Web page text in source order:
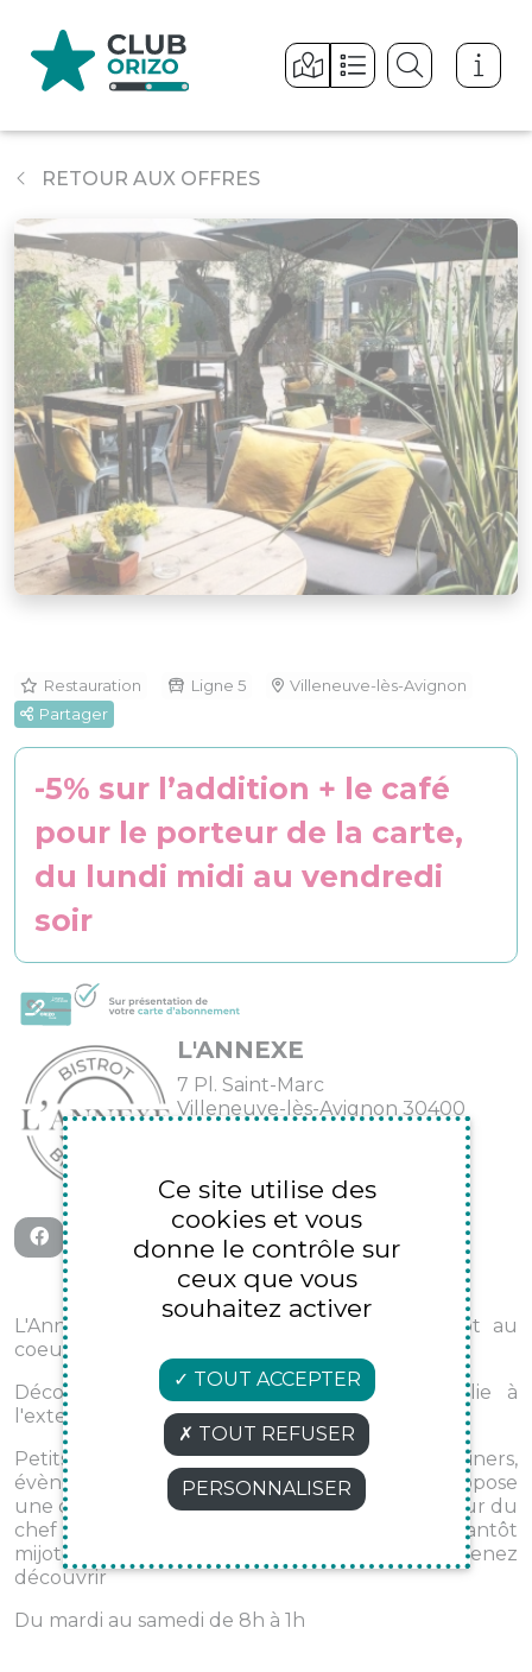
RETOUR AUX OFFRES
Restauration Ligne 5
Villeneuve-lès-Avignon
Partager
-5% sur l’addition + le café
pour le porteur de la carte,
du lundi midi au vendredi
soir
L'ANNEXE
7 Pl. Saint-Marc
Villeneuve-lès-Avignon 30400
L'Annexe c'est un restaurant, brasserie, bistrot au
coeur de Villeneuve les Avignon
Déco cosy et broc, l' Annexe est aussi jolie à
l'exterieur qu'à l'interieur !
Petits déjeuners, lunch, apéros tapas, diners,
évènements ou soirées à thème, on vous propose
une carte variée selon les inspirations et l'humeur du
chef ! Tantôt des encornets à la provencale tantôt
mijoté de volailles aux champignons, venez
découvrir
Du mardi au samedi de 8h à 1h
Ce site utilise des
cookies et vous
donne le contrôle sur
ceux que vous
souhaitez activer
TOUT ACCEPTER
TOUT REFUSER
PERSONNALISER